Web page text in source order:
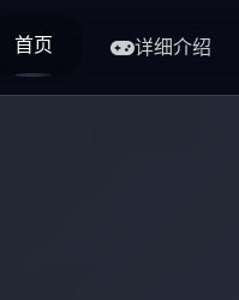
首页 详细介绍